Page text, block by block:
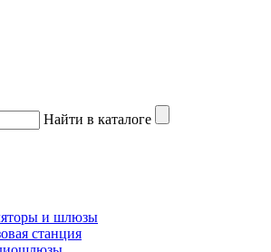
Найти в каталоге
и шлюзы
станция